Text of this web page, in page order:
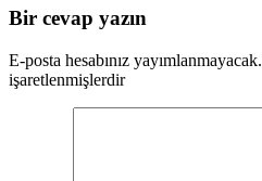
Bir cevap yazın
E-posta hesabınız yayımlanmayacak.
işaretlenmişlerdir